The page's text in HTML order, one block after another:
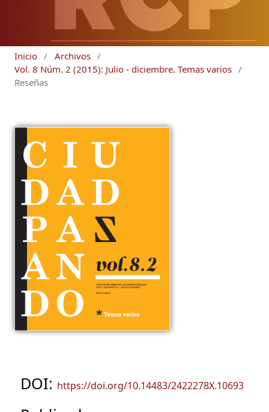
Inicio / Archivos /
Vol. 8 Núm. 2 (2015): Julio - diciembre. Temas varios /
Reseñas
DOI: https://doi.org/10.14483/2422278X.10693